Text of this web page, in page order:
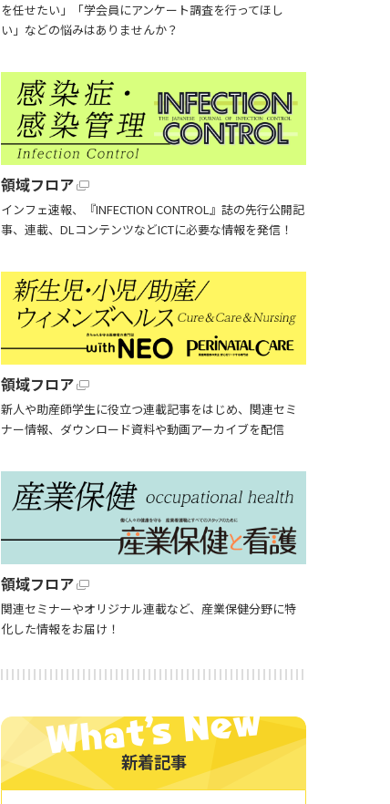
を任せたい」「学会員にアンケート調査を行ってほし
い」などの悩みはありませんか？
領域フロア
インフェ速報、『INFECTION CONTROL』誌の先行公開記
事、連載、DLコンテンツなどICTに必要な情報を発信！
領域フロア
新人や助産師学生に役立つ連載記事をはじめ、関連セミ
ナー情報、ダウンロード資料や動画アーカイブを配信
領域フロア
関連セミナーやオリジナル連載など、産業保健分野に特
化した情報をお届け！
新着記事